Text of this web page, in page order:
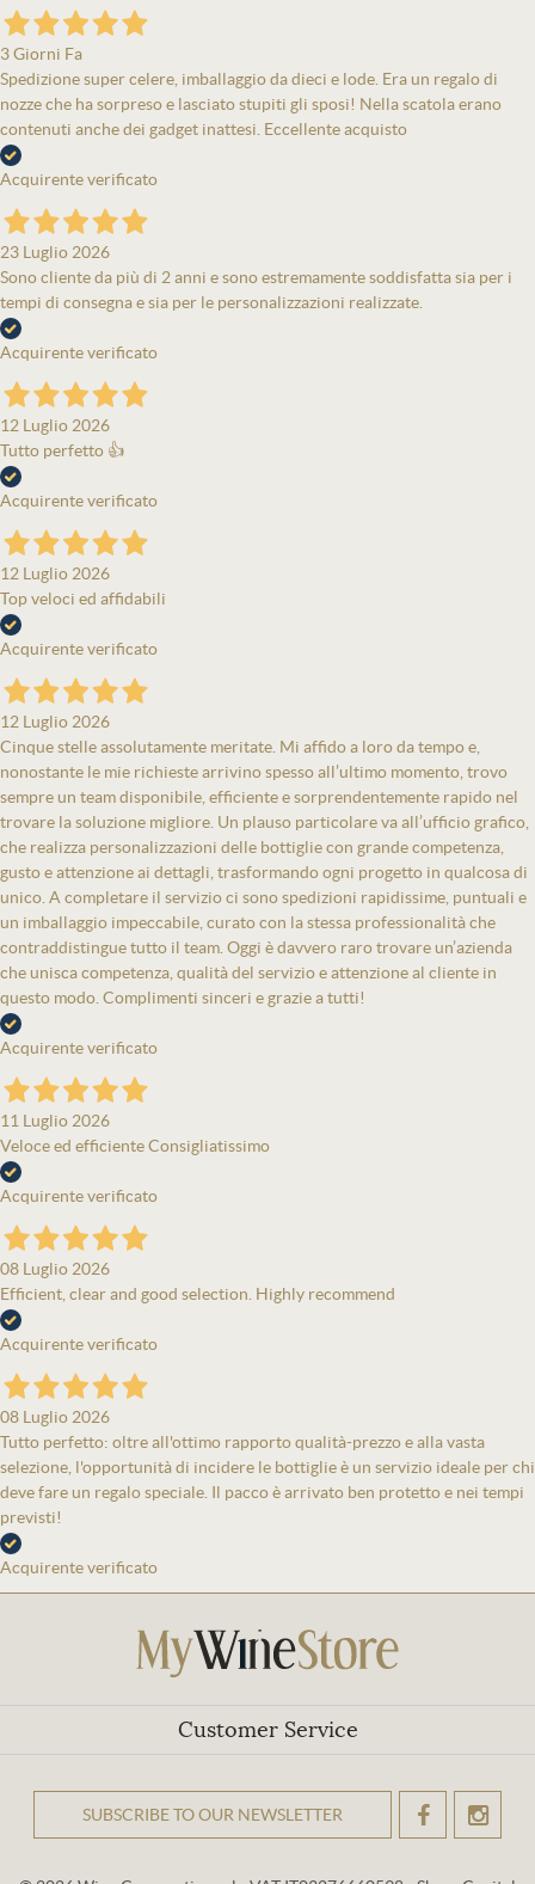
3 Giorni Fa
Spedizione super celere, imballaggio da dieci e lode. Era un regalo di
nozze che ha sorpreso e lasciato stupiti gli sposi! Nella scatola erano
contenuti anche dei gadget inattesi. Eccellente acquisto
Acquirente verificato
23 Luglio 2026
Sono cliente da più di 2 anni e sono estremamente soddisfatta sia per i
tempi di consegna e sia per le personalizzazioni realizzate.
Acquirente verificato
12 Luglio 2026
Tutto perfetto 👍
Acquirente verificato
12 Luglio 2026
Top veloci ed affidabili
Acquirente verificato
12 Luglio 2026
Cinque stelle assolutamente meritate. Mi affido a loro da tempo e,
nonostante le mie richieste arrivino spesso all’ultimo momento, trovo
sempre un team disponibile, efficiente e sorprendentemente rapido nel
trovare la soluzione migliore. Un plauso particolare va all’ufficio grafico,
che realizza personalizzazioni delle bottiglie con grande competenza,
gusto e attenzione ai dettagli, trasformando ogni progetto in qualcosa di
unico. A completare il servizio ci sono spedizioni rapidissime, puntuali e
un imballaggio impeccabile, curato con la stessa professionalità che
contraddistingue tutto il team. Oggi è davvero raro trovare un’azienda
che unisca competenza, qualità del servizio e attenzione al cliente in
questo modo. Complimenti sinceri e grazie a tutti!
Acquirente verificato
11 Luglio 2026
Veloce ed efficiente Consigliatissimo
Acquirente verificato
08 Luglio 2026
Efficient, clear and good selection. Highly recommend
Acquirente verificato
08 Luglio 2026
Tutto perfetto: oltre all'ottimo rapporto qualità-prezzo e alla vasta
selezione, l'opportunità di incidere le bottiglie è un servizio ideale per chi
deve fare un regalo speciale. Il pacco è arrivato ben protetto e nei tempi
previsti!
Acquirente verificato
Customer Service
SUBSCRIBE TO OUR NEWSLETTER